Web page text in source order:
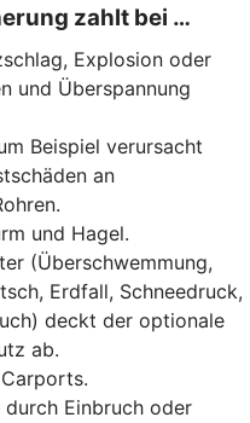
zahlt bei …
Explosion oder
und Überspannung
Beispiel verursacht
an
und Hagel.
(Überschwemmung,
Erdfall, Schneedruck,
deckt der optionale
ab.
durch Einbruch oder